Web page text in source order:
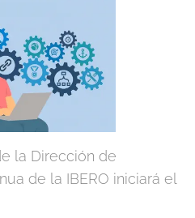
la Dirección de
de la IBERO iniciará el